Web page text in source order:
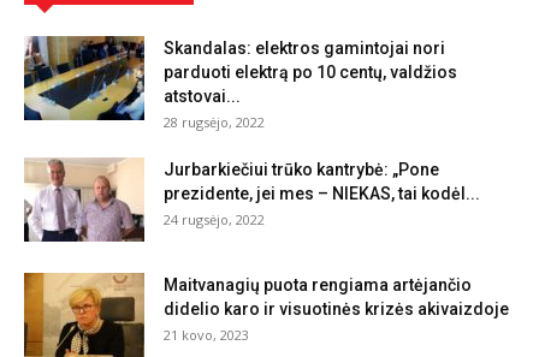
Skandalas: elektros gamintojai nori
parduoti elektrą po 10 centų, valdžios
atstovai...
28 rugsėjo, 2022
Jurbarkiečiui trūko kantrybė: „Pone
prezidente, jei mes – NIEKAS, tai kodėl...
24 rugsėjo, 2022
Maitvanagių puota rengiama artėjančio
didelio karo ir visuotinės krizės akivaizdoje
21 kovo, 2023